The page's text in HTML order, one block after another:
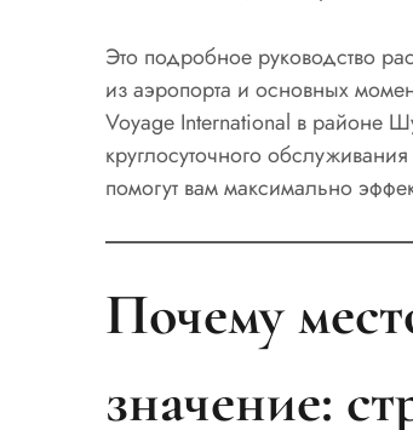
Это подробное руководство
из аэропорта и основных
Voyage International в районе
круглосуточного
помогут вам максимально
Почему
значение: